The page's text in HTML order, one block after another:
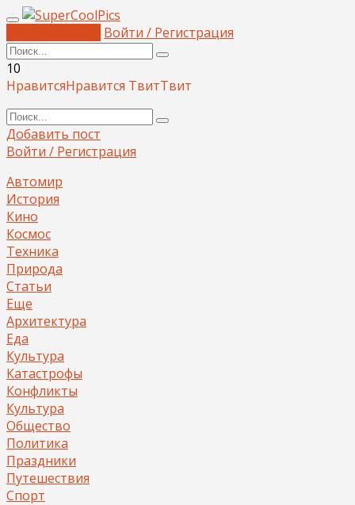
Войти / Регистрация
10
НравитсяНравится ТвитТвит
Добавить пост
Войти / Регистрация
Автомир
История
Кино
Космос
Техника
Природа
Статьи
Еще
Архитектура
Еда
Культура
Катастрофы
Конфликты
Культура
Общество
Политика
Праздники
Путешествия
Спорт